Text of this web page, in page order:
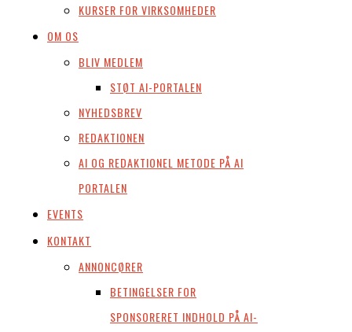
KURSER FOR VIRKSOMHEDER
OM OS
BLIV MEDLEM
STØT AI-PORTALEN
NYHEDSBREV
REDAKTIONEN
AI OG REDAKTIONEL METODE PÅ AI
PORTALEN
EVENTS
KONTAKT
ANNONCØRER
BETINGELSER FOR
SPONSORERET INDHOLD PÅ AI-